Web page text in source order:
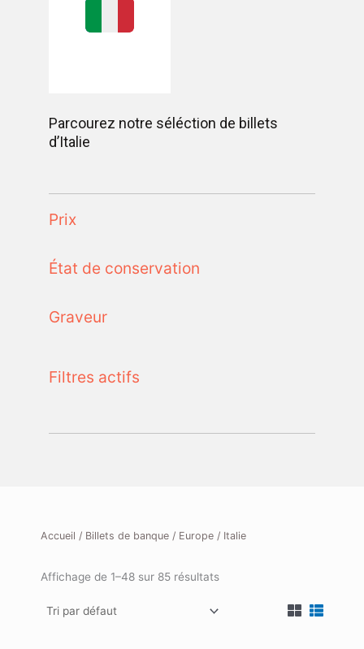
Parcourez notre séléction de billets
d’Italie
Prix
État de conservation
Graveur
Filtres actifs
Accueil / Billets de banque / Europe / Italie
Affichage de 1–48 sur 85 résultats